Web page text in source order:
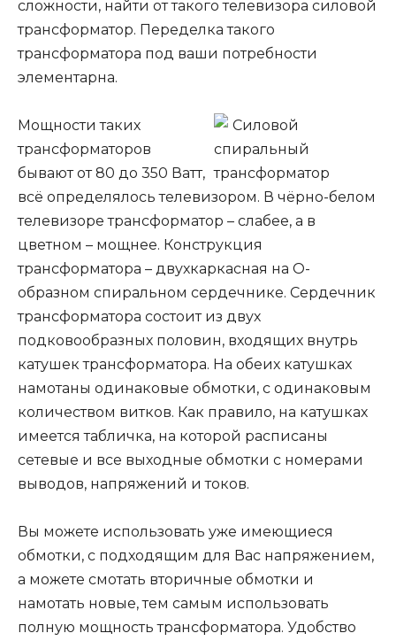
сложности, найти от такого телевизора силовой
трансформатор. Переделка такого
трансформатора под ваши потребности
элементарна.
Мощности таких
трансформаторов
бывают от 80 до 350 Ватт,
всё определялось телевизором. В чёрно-белом
телевизоре трансформатор – слабее, а в
цветном – мощнее. Конструкция
трансформатора – двухкаркасная на О-
образном спиральном сердечнике. Сердечник
трансформатора состоит из двух
подковообразных половин, входящих внутрь
катушек трансформатора. На обеих катушках
намотаны одинаковые обмотки, с одинаковым
количеством витков. Как правило, на катушках
имеется табличка, на которой расписаны
сетевые и все выходные обмотки с номерами
выводов, напряжений и токов.
Вы можете использовать уже имеющиеся
обмотки, с подходящим для Вас напряжением,
а можете смотать вторичные обмотки и
намотать новые, тем самым использовать
полную мощность трансформатора. Удобство